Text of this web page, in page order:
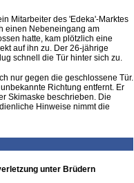
Mitarbeiter des 'Edeka'-Marktes
einen Nebeneingang am
hatte, kam plötzlich eine
auf ihn zu. Der 26-jährige
schnell die Tür hinter sich zu.
nur gegen die geschlossene Tür.
Richtung entfernt. Er
Skimaske beschrieben. Die
Hinweise nimmt die
unter Brüdern